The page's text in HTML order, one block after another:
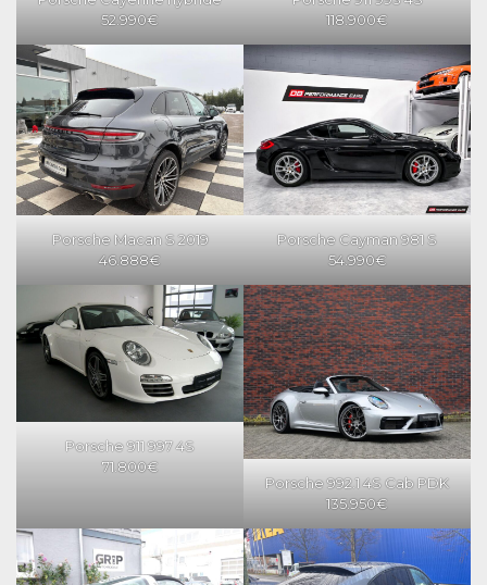
52.990€
118.900€
Porsche Macan S 2019
46.888€
Porsche Cayman 981 S
54.990€
Porsche 911 997 4S
71.800€
Porsche 992.1 4S Cab PDK
135.950€